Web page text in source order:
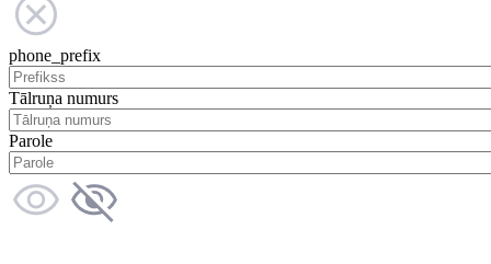
phone_prefix
Tālruņa numurs
Parole